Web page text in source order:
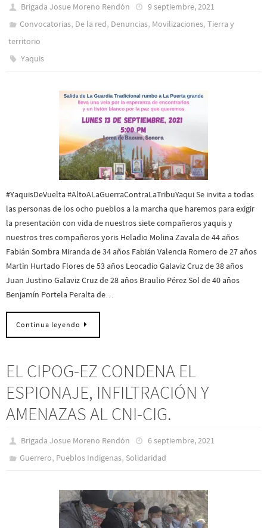
Brigada Josue Moreno Rendón
9 septiembre, 2021
Convocatorias, De la red, Denuncias, Movilizaciones,Tierra y
territorio
Yaquis
#YaquisDeVuelta #AltoALaGuerraContraLaTribuYaqui Se invita a todas
las personas de los ocho pueblos a la marcha que haremos para exigir
la presentación con vida de nuestros siete compañeros yaquis y
nuestros tres compañeros yoris Heladio Molina Zavala de 44 años
Fabián Sombra Miranda de 34 años Fabián Valencia Romero de 27 años
Martín Hurtado Flores de 53 años Leocadio Galaviz Cruz de 38 años
Juan Justino Galaviz Cruz de 28 años Braulio Pérez Sol de 40 años
Benjamín Portela Peralta de…
Continua leyendo
EL CIPOG-EZ CONDENA EL
ESPIONAJE, INFILTRACIÓN Y
AMENAZAS AL CNI-CIG.
Brigada Josue Moreno Rendón
6 septiembre, 2021
Guerrero, Pueblos Indí­genas, Solidaridad